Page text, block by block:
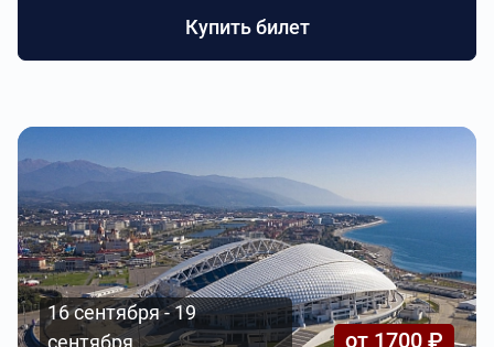
Купить билет
16 сентября - 19
сентября
от 1700 ₽